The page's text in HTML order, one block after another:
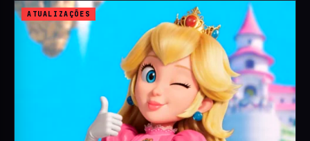
ATUALIZAÇÕES